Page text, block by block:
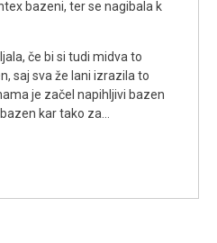
če bi si tudi midva to
saj sva že lani izrazila to
je začel napihljivi bazen
kar tako za…